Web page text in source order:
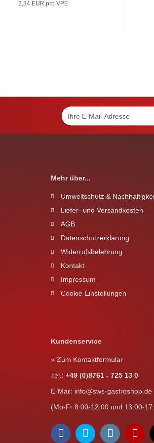
2,34 EUR pro VPE
Mehr über...
Umweltschutz &
Liefer- und Versandkosten
AGB
Datenschutzerklärung
Widerrufsbelehrung
Kontakt
Impressum
Cookie Einstellungen
Kundenservice
» Zum Kontaktformular
Tel.: +49 (0)8761 - 725 13 0
E-Mail: info@sws-gastroshop.de
(Mo-Fr 8:00-12:00 und 13:00-